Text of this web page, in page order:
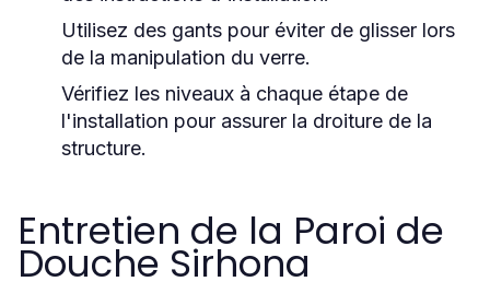
Utilisez des gants pour éviter de glisser lors
de la manipulation du verre.
Vérifiez les niveaux à chaque étape de
l'installation pour assurer la droiture de la
structure.
Entretien de la Paroi de
Douche Sirhona